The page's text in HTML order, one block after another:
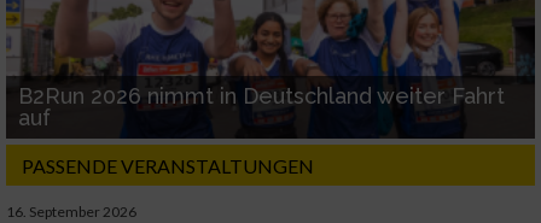
B2Run 2026 nimmt in Deutschland weiter Fahrt
auf
PASSENDE VERANSTALTUNGEN
16. September 2026